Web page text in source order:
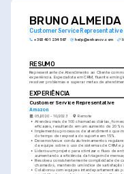
BRUNO ALMEIDA
Customer Service Representative
+393 401 234 567 help@enhancv.com
RESUMO
Representante de Atendimento ao Cliente com
experiência. Especialista em CRM, fluente em
resolver problemas e superar metas de
EXPERIÊNCIA
Customer Service Representative
Amazon
05/2020 - 10/2023 Remote
• Atendeu mais de 100 chamadas diárias,
eficazes, resultando em um aumento de 20%
• Implementou processos de atendimento que
do tempo de resposta do suporte em 15%.
• Desenvolveu e conduziu treinamentos
da equipe sobre o uso de sistemas de CRM e
• Liderou um projeto para otimizar o fluxo de
aumentando a eficiência da triagem de
• Resolveu consistentemente complixidade de
chamados, mantendo um índice de satisfação
• Colaborou com equipes interdepartamentais